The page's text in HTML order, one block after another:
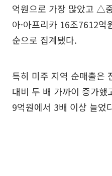
억원으로 가장 많았고 △
아·아프리카 16조7612
순으로 집계됐다.
특히 미주 지역 순매출은
대비 두 배 가까이 증가
9억원에서 3배 이상 늘었